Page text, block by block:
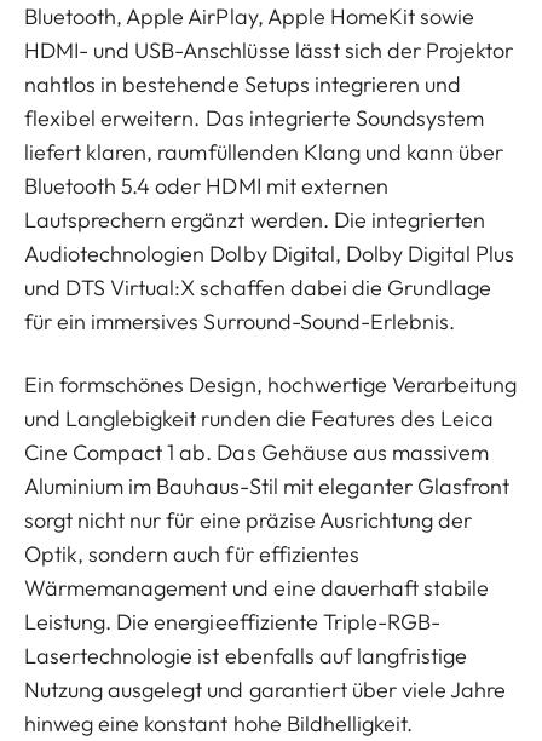
Bluetooth, Apple AirPlay, Apple HomeKit sowie
HDMI- und USB-Anschlüsse lässt sich der Projektor
nahtlos in bestehende Setups integrieren und
flexibel erweitern. Das integrierte Soundsystem
liefert klaren, raumfüllenden Klang und kann über
Bluetooth 5.4 oder HDMI mit externen
Lautsprechern ergänzt werden. Die integrierten
Audiotechnologien Dolby Digital, Dolby Digital Plus
und DTS Virtual:X schaffen dabei die Grundlage
für ein immersives Surround-Sound-Erlebnis.
Ein formschönes Design, hochwertige Verarbeitung
und Langlebigkeit runden die Features des Leica
Cine Compact 1 ab. Das Gehäuse aus massivem
Aluminium im Bauhaus-Stil mit eleganter Glasfront
sorgt nicht nur für eine präzise Ausrichtung der
Optik, sondern auch für effizientes
Wärmemanagement und eine dauerhaft stabile
Leistung. Die energieeffiziente Triple-RGB-
Lasertechnologie ist ebenfalls auf langfristige
Nutzung ausgelegt und garantiert über viele Jahre
hinweg eine konstant hohe Bildhelligkeit.